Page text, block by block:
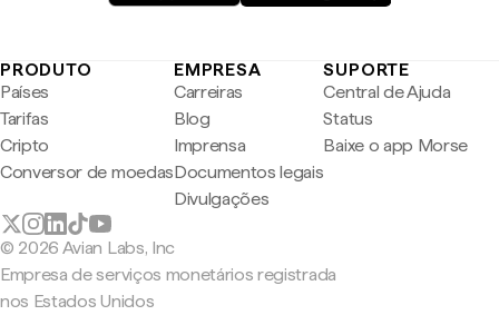
PRODUTO
Países
Tarifas
Cripto
Conversor de moedas
EMPRESA
Carreiras
Blog
Imprensa
Documentos legais
Divulgações
SUPORTE
Central de Ajuda
Status
Baixe o app Morse
© 2026 Avian Labs, Inc
Empresa de serviços monetários registrada
nos Estados Unidos